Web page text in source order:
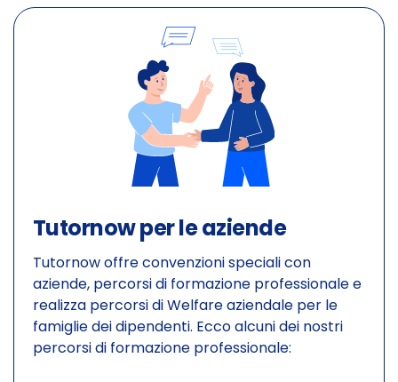
Tutornow per le aziende
Tutornow offre convenzioni speciali con
aziende, percorsi di formazione professionale e
realizza percorsi di Welfare aziendale per le
famiglie dei dipendenti. Ecco alcuni dei nostri
percorsi di formazione professionale: